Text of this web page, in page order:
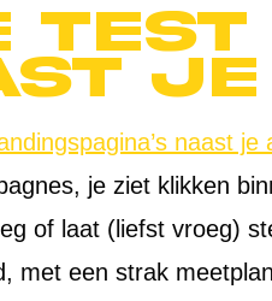
test
je
je ziet klikken
of laat (liefst vroeg)
met een strak